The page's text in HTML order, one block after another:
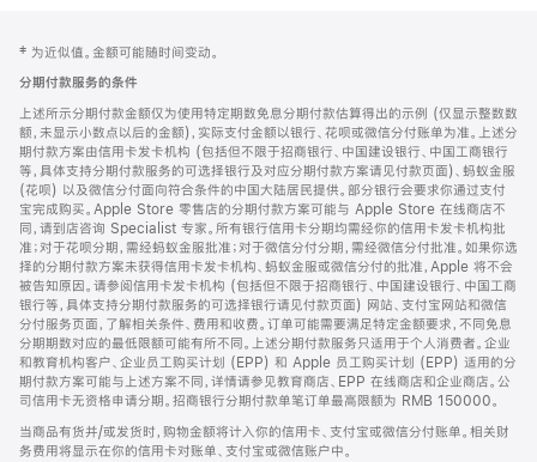
页
页
脚
注
‡ 为近似值。金额可能随时间变动。
分期付款服务的条件
上述所示分期付款金额仅为使用特定期数免息分期付款估算得出的示例 (仅显示整数数
额，未显示小数点以后的金额)，实际支付金额以银行、花呗或微信分付账单为准。上述分
期付款方案由信用卡发卡机构 (包括但不限于招商银行、中国建设银行、中国工商银行
等，具体支持分期付款服务的可选择银行及对应分期付款方案请见付款页面)、蚂蚁金服
(花呗) 以及微信分付面向符合条件的中国大陆居民提供。部分银行会要求你通过支付
宝完成购买。Apple Store 零售店的分期付款方案可能与 Apple Store 在线商店不
同，请到店咨询 Specialist 专家。所有银行信用卡分期均需经你的信用卡发卡机构批
准；对于花呗分期，需经蚂蚁金服批准；对于微信分付分期，需经微信分付批准。如果你选
择的分期付款方案未获得信用卡发卡机构、蚂蚁金服或微信分付的批准，Apple 将不会
被告知原因。请参阅信用卡发卡机构 (包括但不限于招商银行、中国建设银行、中国工商
银行等，具体支持分期付款服务的可选择银行请见付款页面) 网站、支付宝网站和微信
分付服务页面，了解相关条件、费用和收费。订单可能需要满足特定金额要求，不同免息
分期期数对应的最低限额可能有所不同。上述分期付款服务只适用于个人消费者。企业
和教育机构客户、企业员工购买计划 (EPP) 和 Apple 员工购买计划 (EPP) 适用的分
期付款方案可能与上述方案不同，详情请参见教育商店、EPP 在线商店和企业商店。公
司信用卡无资格申请分期。招商银行分期付款单笔订单最高限额为 RMB 150000。
当商品有货并/或发货时，购物金额将计入你的信用卡、支付宝或微信分付账单。相关财
务费用将显示在你的信用卡对账单、支付宝或微信账户中。